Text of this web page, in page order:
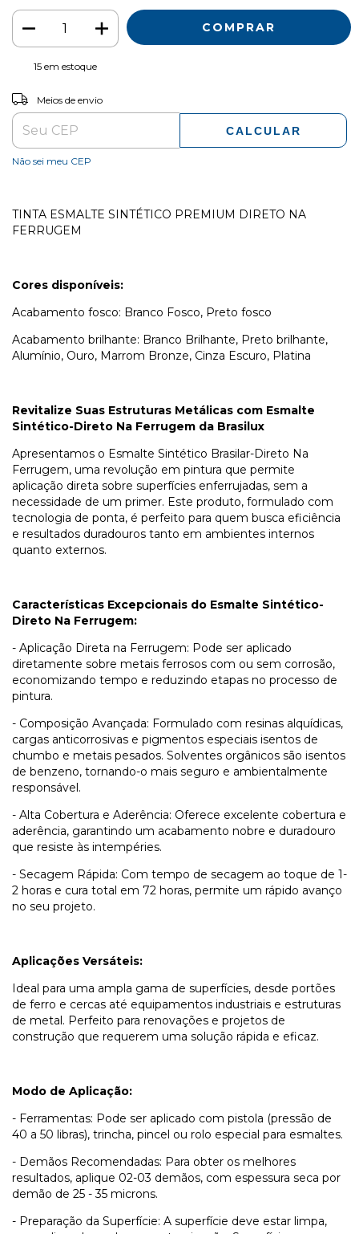
15em estoque
Entregas para o CEP:
Meios de envio
CALCULAR
Não sei meu CEP
TINTA ESMALTE SINTÉTICO PREMIUM DIRETO NA
FERRUGEM
Cores disponíveis:
Acabamento fosco: Branco Fosco, Preto fosco
Acabamento brilhante: Branco Brilhante, Preto brilhante,
Alumínio, Ouro, Marrom Bronze, Cinza Escuro, Platina
Revitalize Suas Estruturas Metálicas com Esmalte
Sintético-Direto Na Ferrugem da Brasilux
Apresentamos o Esmalte Sintético Brasilar-Direto Na
Ferrugem, uma revolução em pintura que permite
aplicação direta sobre superfícies enferrujadas, sem a
necessidade de um primer. Este produto, formulado com
tecnologia de ponta, é perfeito para quem busca eficiência
e resultados duradouros tanto em ambientes internos
quanto externos.
Características Excepcionais do Esmalte Sintético-
Direto Na Ferrugem:
- Aplicação Direta na Ferrugem: Pode ser aplicado
diretamente sobre metais ferrosos com ou sem corrosão,
economizando tempo e reduzindo etapas no processo de
pintura.
- Composição Avançada: Formulado com resinas alquídicas,
cargas anticorrosivas e pigmentos especiais isentos de
chumbo e metais pesados. Solventes orgânicos são isentos
de benzeno, tornando-o mais seguro e ambientalmente
responsável.
- Alta Cobertura e Aderência: Oferece excelente cobertura e
aderência, garantindo um acabamento nobre e duradouro
que resiste às intempéries.
- Secagem Rápida: Com tempo de secagem ao toque de 1-
2 horas e cura total em 72 horas, permite um rápido avanço
no seu projeto.
Aplicações Versáteis:
Ideal para uma ampla gama de superfícies, desde portões
de ferro e cercas até equipamentos industriais e estruturas
de metal. Perfeito para renovações e projetos de
construção que requerem uma solução rápida e eficaz.
Modo de Aplicação:
- Ferramentas: Pode ser aplicado com pistola (pressão de
40 a 50 libras), trincha, pincel ou rolo especial para esmaltes.
- Demãos Recomendadas: Para obter os melhores
resultados, aplique 02-03 demãos, com espessura seca por
demão de 25 - 35 microns.
- Preparação da Superfície: A superfície deve estar limpa,